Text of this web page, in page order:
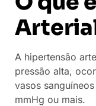
A hipertensão
pressão alta,
vasos
mmHg ou mais.